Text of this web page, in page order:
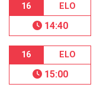
16 ELO
14:40
16 ELO
15:00